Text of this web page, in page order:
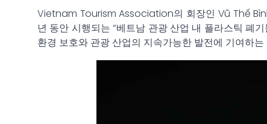
Vietnam Tourism Association의 회장인 Vũ Thế
년 동안 시행되는 “베트남 관광 산업 내 플라스틱 폐
환경 보호와 관광 산업의 지속가능한 발전에 기여하는